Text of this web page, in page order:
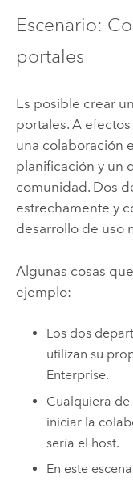
Escenario:
portales
Es posible crear
portales. A
una colaboración
planificación y un
comunidad. Dos
estrechamente y
desarrollo de uso
Algunas cosas
ejemplo:
Los dos
utilizan su
Enterprise.
Cualquiera
iniciar la
sería el host.
En este